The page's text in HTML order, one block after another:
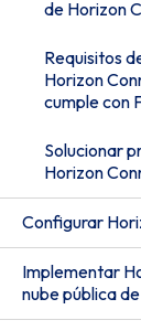
de Horizon
Requisitos
Horizon
cumple con
Solucionar
Horizon
Configurar
Implementar
nube pública